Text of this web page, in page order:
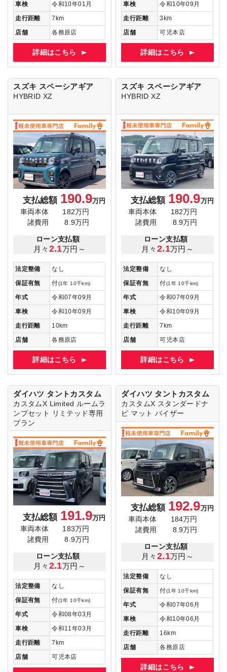
車検
令和10年01月
走行距離
7km
店舗
各務原店
詳細はこちら
車検
令和10年09月
走行距離
3km
店舗
可児本店
詳細はこちら
スズキ スペーシアギア
HYBRID XZ
支払総額 190.9万円
車両本体
182万円
諸費用
8.9万円
ローン支払額
月々 2.1万円～
法定整備
なし
保証有無
付(1年 10千km)
年式
令和07年09月
車検
令和10年09月
走行距離
10km
店舗
各務原店
詳細はこちら
スズキ スペーシアギア
HYBRID XZ
支払総額 190.9万円
車両本体
182万円
諸費用
8.9万円
ローン支払額
月々 2.1万円～
法定整備
なし
保証有無
付(1年 10千km)
年式
令和07年09月
車検
令和10年09月
走行距離
7km
店舗
可児本店
詳細はこちら
ダイハツ タントカスタム
カスタムX Limited ルームラ
ンプセット リミテッド専用
プラン
支払総額 191.9万円
車両本体
183万円
諸費用
8.9万円
ローン支払額
月々 2.1万円～
法定整備
なし
保証有無
付(1年 10千km)
年式
令和08年03月
車検
令和11年03月
走行距離
7km
店舗
可児本店
ダイハツ タントカスタム
カスタムX スタンダードナ
ビ マット バイザー
支払総額 192.9万円
車両本体
184万円
諸費用
8.9万円
ローン支払額
月々 2.1万円～
法定整備
なし
保証有無
付(1年 10千km)
年式
令和07年06月
車検
令和10年06月
走行距離
16km
店舗
各務原店
詳細はこちら